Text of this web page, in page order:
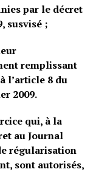
par le décret
susvisé ;
remplissant
l’article 8 du
2009.
qui, à la
au Journal
régularisation
sont autorisés,